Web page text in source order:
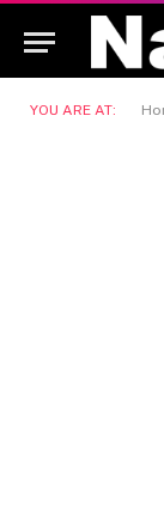
YOU ARE AT: